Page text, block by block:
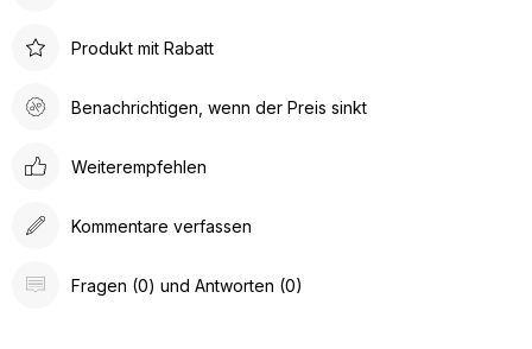
Produkt mit Rabatt
Benachrichtigen, wenn der Preis sinkt
Weiterempfehlen
Kommentare verfassen
Fragen (0) und Antworten (0)